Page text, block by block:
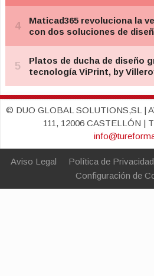
© DUO GLOBAL SOLUTIONS,SL |
111, 12006 CASTELLÓN |
Aviso Legal Política de Privacidad
Configuración de